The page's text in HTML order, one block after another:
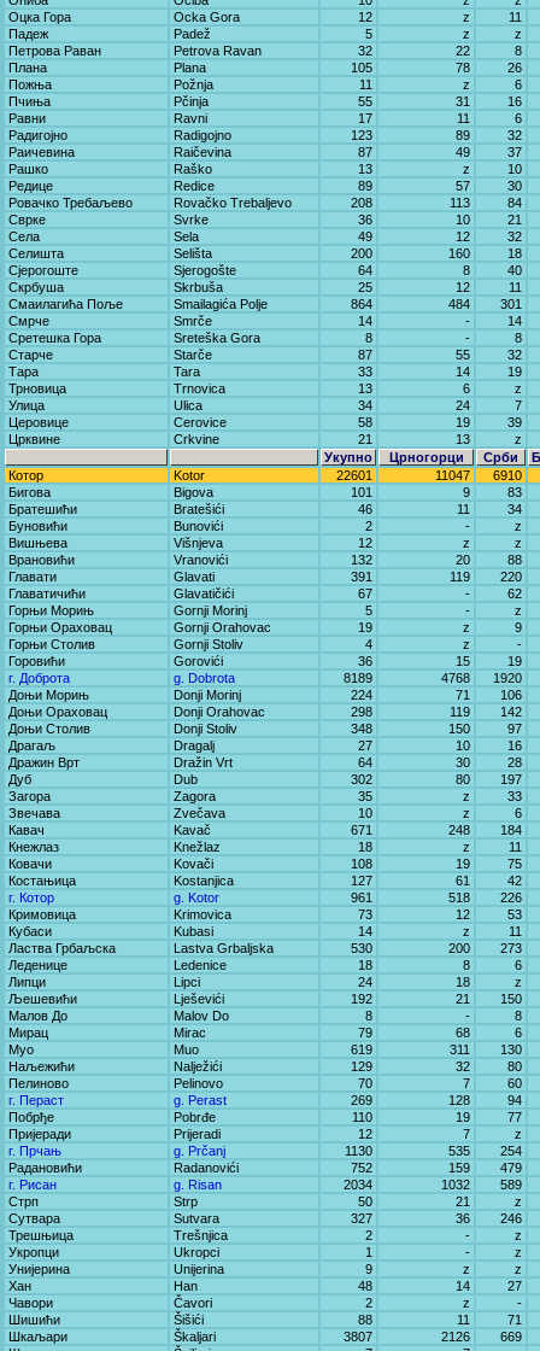
Оцка Гора
Ocka Gora 12 z
11
Падеж
Padež 5 z
z
Петрова Раван
Petrova Ravan 32 22
8
Плана
Plana 105 78
26
Пожња
Požnja 11 z
6
Пчиња
Pčinja 55 31
16
Равни
Ravni 17 11
6
Радигојно
Radigojno 123 89
32
Раичевина
Raičevina 87 49
37
Рашко
Raško 13 z
10
Редице
Redice 89 57
30
Ровачко Требаљево
Rovačko Trebaljevo 208 113
84
Сврке
Svrke 36 10
21
Села
Sela 49 12
32
Селишта
Selišta 200 160
18
Сјерогоште
Sjerogošte 64 8
40
Скрбуша
Skrbuša 25 12
11
Смаилагића Поље
Smailagića Polje 864 484
301
Смрче
Smrče 14 -
14
Сретешка Гора
Sreteška Gora 8 -
8
Старче
Starče 87 55
32
Тара
Tara 33 14
19
Трновица
Trnovica 13 6
z
Улица
Ulica 34 24
7
Церовице
Cerovice 58 19
39
Црквине
Crkvine 21 13
z
Укупно
Црногорци Срби
Котор
Kotor 22601 11047
6910
Бигова
Bigova 101 9
83
Братешићи
Bratešići 46 11
34
Буновићи
Bunovići 2 -
z
Вишњева
Višnjeva 12 z
z
Врановићи
Vranovići 132 20
88
Главати
Glavati 391 119
220
Главатичићи
Glavatičići 67 -
62
Горњи Морињ
Gornji Morinj 5 -
z
Горњи Ораховац
Gornji Orahovac 19 z
9
Горњи Столив
Gornji Stoliv 4 z
-
Горовићи
Gorovići 36 15
19
г. Доброта
g. Dobrota 8189 4768
1920
Доњи Морињ
Donji Morinj 224 71
106
Доњи Ораховац
Donji Orahovac 298 119
142
Доњи Столив
Donji Stoliv 348 150
97
Драгаљ
Dragalj 27 10
16
Дражин Врт
Dražin Vrt 64 30
28
Дуб
Dub 302 80
197
Загора
Zagora 35 z
33
Звечава
Zvečava 10 z
6
Кавач
Kavač 671 248
184
Кнежлаз
Knežlaz 18 z
11
Ковачи
Kovači 108 19
75
Костањица
Kostanjica 127 61
42
г. Котор
g. Kotor 961 518
226
Кримовица
Krimovica 73 12
53
Кубаси
Kubasi 14 z
11
Ластва Грбаљска
Lastva Grbaljska 530 200
273
Леденице
Ledenice 18 8
6
Липци
Lipci 24 18
z
Љешевићи
Lješevići 192 21
150
Малов До
Malov Do 8 -
8
Мирац
Mirac 79 68
6
Муо
Muo 619 311
130
Наљежићи
Nalježići 129 32
80
Пелиново
Pelinovo 70 7
60
г. Пераст
g. Perast 269 128
94
Побрђе
Pobrđe 110 19
77
Пријеради
Prijeradi 12 7
z
г. Прчањ
g. Prčanj 1130 535
254
Радановићи
Radanovići 752 159
479
г. Рисан
g. Risan 2034 1032
589
Стрп
Strp 50 21
z
Сутвара
Sutvara 327 36
246
Трешњица
Trešnjica 2 -
z
Укропци
Ukropci 1 -
z
Унијерина
Unijerina 9 z
z
Хан
Han 48 14
27
Чавори
Čavori 2 z
-
Шишићи
Šišići 88 11
71
Шкаљари
Škaljari 3807 2126
669